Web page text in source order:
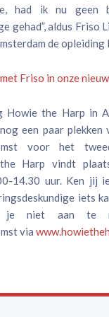
had ik nu geen
gehad”, aldus Friso
de opleiding
Friso in onze
Howie the Harp in
een paar
voor het
Harp vindt
14.30 uur. Ken jij
iets
je niet aan te
via